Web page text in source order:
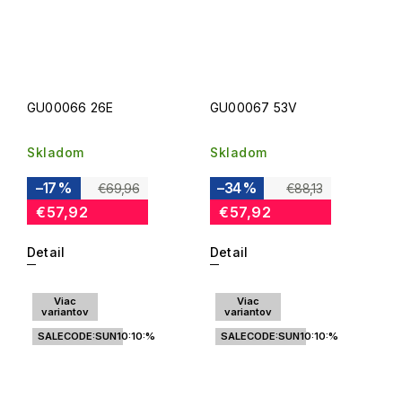
GU00066 26E
Skladom
€69,96
–17 %
€57,92
Detail
GU00067 53V
Skladom
€88,13
–34 %
€57,92
Detail
Viac
variantov
SALECODE:SUN10:10:%
Viac
variantov
SALECODE:SUN10:10:%